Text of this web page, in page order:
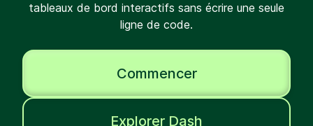
tableaux de bord interactifs sans écrire une seule
ligne de code.
Commencer
Explorer Dash